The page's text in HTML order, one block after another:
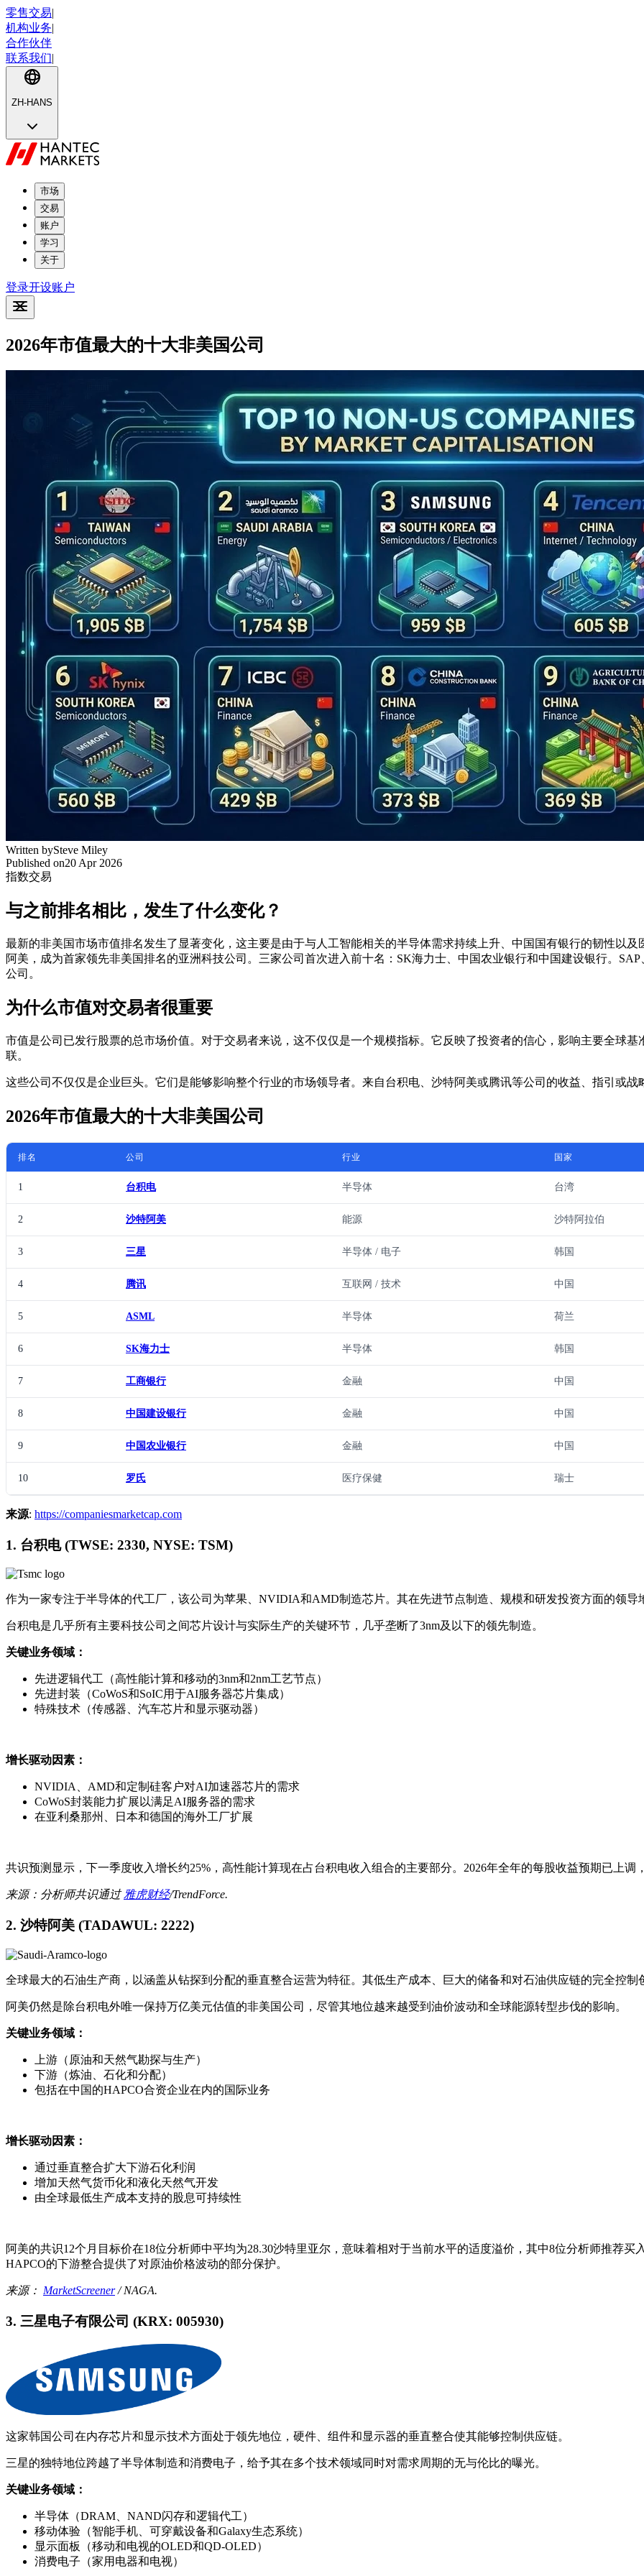
零售交易|
机构业务|
合作伙伴
联系我们|
ZH-HANS
市场
交易
账户
学习
关于
登录开设账户
2026年市值最大的十大非美国公司
Written bySteve Miley
Published on20 Apr 2026
指数交易
与之前排名相比，发生了什么变化？
最新的非美国市场市值排名发生了显著变化，这主要是由于与人工智能相关的半导体需求持续上升、中国国有银行的韧性以
阿美，成为首家领先非美国排名的亚洲科技公司。三家公司首次进入前十名：SK海力士、中国农业银行和中国建设银行。
公司。
为什么市值对交易者很重要
市值是公司已发行股票的总市场价值。对于交易者来说，这不仅仅是一个规模指标。它反映了投资者的信心，影响主要全球
联。
这些公司不仅仅是企业巨头。它们是能够影响整个行业的市场领导者。来自台积电、沙特阿美或腾讯等公司的收益、指引或
2026年市值最大的十大非美国公司
排名 公司 行业 国家
1 台积电 半导体 台湾
2 沙特阿美 能源 沙特阿拉伯
3 三星 半导体 / 电子 韩国
4 腾讯 互联网 / 技术 中国
5 ASML 半导体 荷兰
6 SK海力士 半导体 韩国
7 工商银行 金融 中国
8 中国建设银行 金融 中国
9 中国农业银行 金融 中国
10 罗氏 医疗保健 瑞士
来源: https://companiesmarketcap.com
1. 台积电 (TWSE: 2330, NYSE: TSM)
作为一家专注于半导体的代工厂，该公司为苹果、NVIDIA和AMD制造芯片。其在先进节点制造、规模和研发投资方面的领
台积电是几乎所有主要科技公司之间芯片设计与实际生产的关键环节，几乎垄断了3nm及以下的领先制造。
关键业务领域：
先进逻辑代工（高性能计算和移动的3nm和2nm工艺节点）
先进封装（CoWoS和SoIC用于AI服务器芯片集成）
特殊技术（传感器、汽车芯片和显示驱动器）
增长驱动因素：
NVIDIA、AMD和定制硅客户对AI加速器芯片的需求
CoWoS封装能力扩展以满足AI服务器的需求
在亚利桑那州、日本和德国的海外工厂扩展
共识预测显示，下一季度收入增长约25%，高性能计算现在占台积电收入组合的主要部分。2026年全年的每股收益预期已上
来源：分析师共识通过雅虎财经/TrendForce.
2. 沙特阿美 (TADAWUL: 2222)
全球最大的石油生产商，以涵盖从钻探到分配的垂直整合运营为特征。其低生产成本、巨大的储备和对石油供应链的完全控
阿美仍然是除台积电外唯一保持万亿美元估值的非美国公司，尽管其地位越来越受到油价波动和全球能源转型步伐的影响。
关键业务领域：
上游（原油和天然气勘探与生产）
下游（炼油、石化和分配）
包括在中国的HAPCO合资企业在内的国际业务
增长驱动因素：
通过垂直整合扩大下游石化利润
增加天然气货币化和液化天然气开发
由全球最低生产成本支持的股息可持续性
阿美的共识12个月目标价在18位分析师中平均为28.30沙特里亚尔，意味着相对于当前水平的适度溢价，其中8位分析师推荐
HAPCO的下游整合提供了对原油价格波动的部分保护。
来源： MarketScreener/ NAGA.
3. 三星电子有限公司 (KRX: 005930)
这家韩国公司在内存芯片和显示技术方面处于领先地位，硬件、组件和显示器的垂直整合使其能够控制供应链。
三星的独特地位跨越了半导体制造和消费电子，给予其在多个技术领域同时对需求周期的无与伦比的曝光。
关键业务领域：
半导体（DRAM、NAND闪存和逻辑代工）
移动体验（智能手机、可穿戴设备和Galaxy生态系统）
显示面板（移动和电视的OLED和QD-OLED）
消费电子（家用电器和电视）